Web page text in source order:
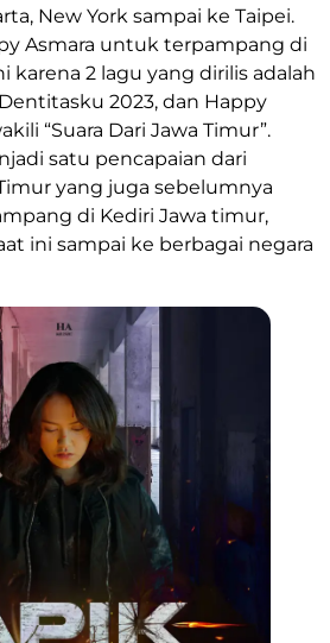
New York sampai ke Taipei.
Asmara untuk terpampang di
karena 2 lagu yang dirilis adalah
2023, dan Happy
“Suara Dari Jawa Timur”.
satu pencapaian dari
yang juga sebelumnya
di Kediri Jawa timur,
ini sampai ke berbagai negara